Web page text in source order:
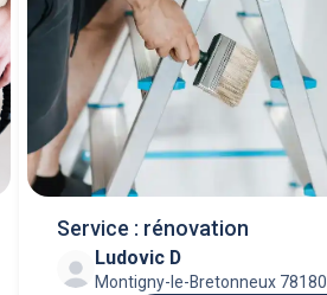
Service : rénovation
Ludovic D
Montigny-le-Bretonneux 78180